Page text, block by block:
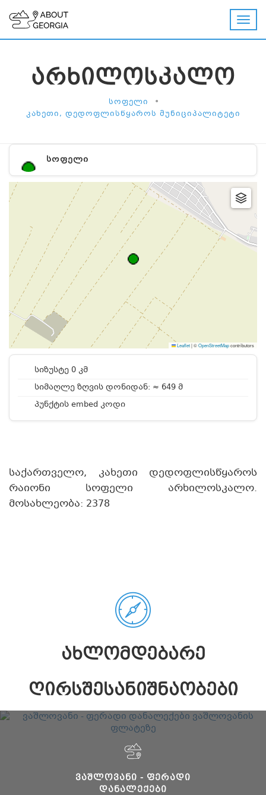
ᲐᲠᲮᲘᲚᲝᲡᲙᲐᲚᲝ
ᲡᲝᲤᲔᲚᲘ •
ᲙᲐᲮᲔᲗᲘ, ᲓᲔᲓᲝᲤᲚᲘᲡᲬᲧᲐᲠᲝᲡ ᲛᲣᲜᲘᲪᲘᲞᲐᲚᲘᲢᲔᲢᲘ
ᲡᲝᲤᲔᲚᲘ
Leaflet|©OpenStreetMapcontributors
სიზუსტე 0 კმ
სიმაღლე ზღვის დონიდან: ≈ 649 მ
პუნქტის embed კოდი
საქართველო, კახეთი დედოფლისწყაროს
რაიონი სოფელი არხილოსკალო.
მოსახლეობა: 2378
ᲐᲮᲚᲝᲛᲓᲔᲑᲐᲠᲔ
ᲦᲘᲠᲡᲨᲔᲡᲐᲜᲘᲨᲜᲐᲝᲑᲔᲑᲘ
ᲕᲐᲨᲚᲝᲕᲐᲜᲘ - ᲤᲔᲠᲐᲓᲘ
ᲓᲐᲜᲐᲚᲔᲥᲔᲑᲘ